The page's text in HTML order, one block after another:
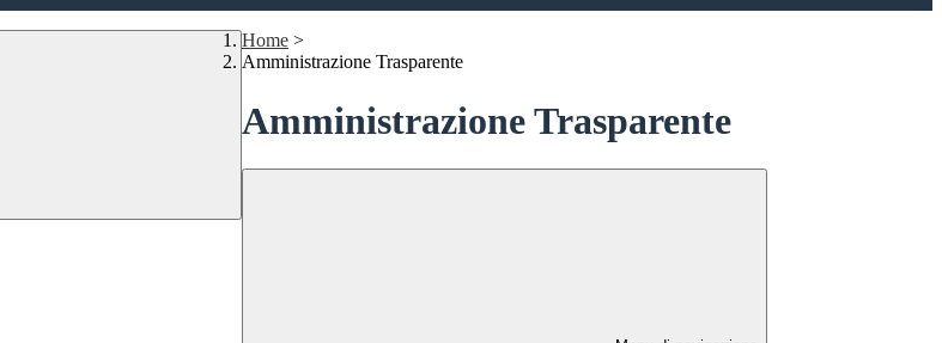
Home >
Amministrazione Trasparente
Amministrazione Trasparente